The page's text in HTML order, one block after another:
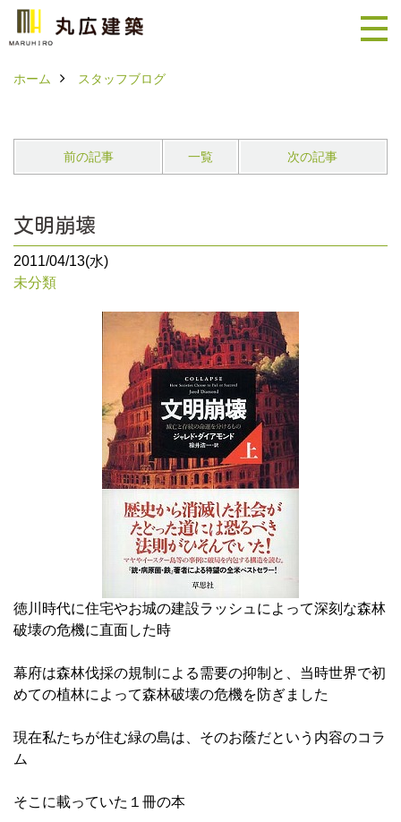
ホーム スタッフブログ
前の記事 一覧 次の記事
文明崩壊
2011/04/13(水)
未分類
徳川時代に住宅やお城の建設ラッシュによって深刻な森林
破壊の危機に直面した時
幕府は森林伐採の規制による需要の抑制と、当時世界で初
めての植林によって森林破壊の危機を防ぎました
現在私たちが住む緑の島は、そのお蔭だという内容のコラ
ム
そこに載っていた１冊の本